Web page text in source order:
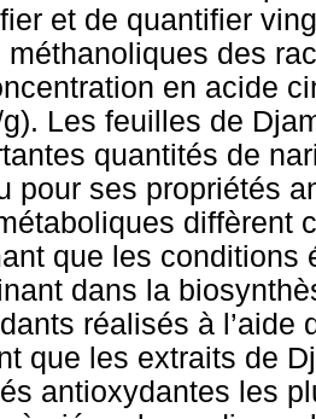
et de quantifier
méthanoliques des
en acide
Les feuilles de
quantités de
pour ses propriétés
diffèrent
que les conditions
dans la
réalisés à l’aide
que les extraits de
antioxydantes les